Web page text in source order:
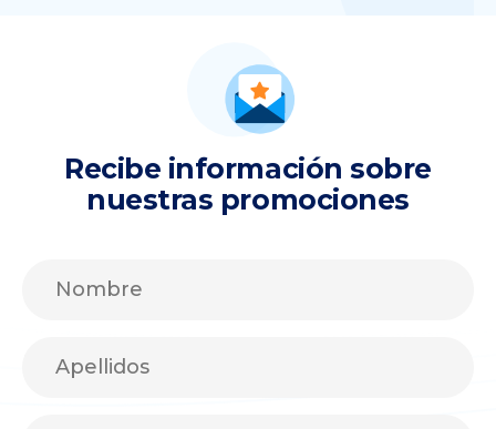
Recibe información sobre
nuestras promociones